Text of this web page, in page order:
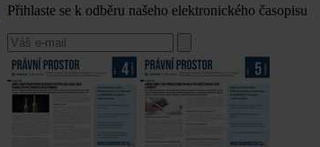
Přihlaste se k odběru našeho elektronického časopisu